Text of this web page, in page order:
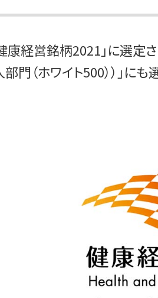
経営銘柄2021」に選定
（ホワイト500））」にも